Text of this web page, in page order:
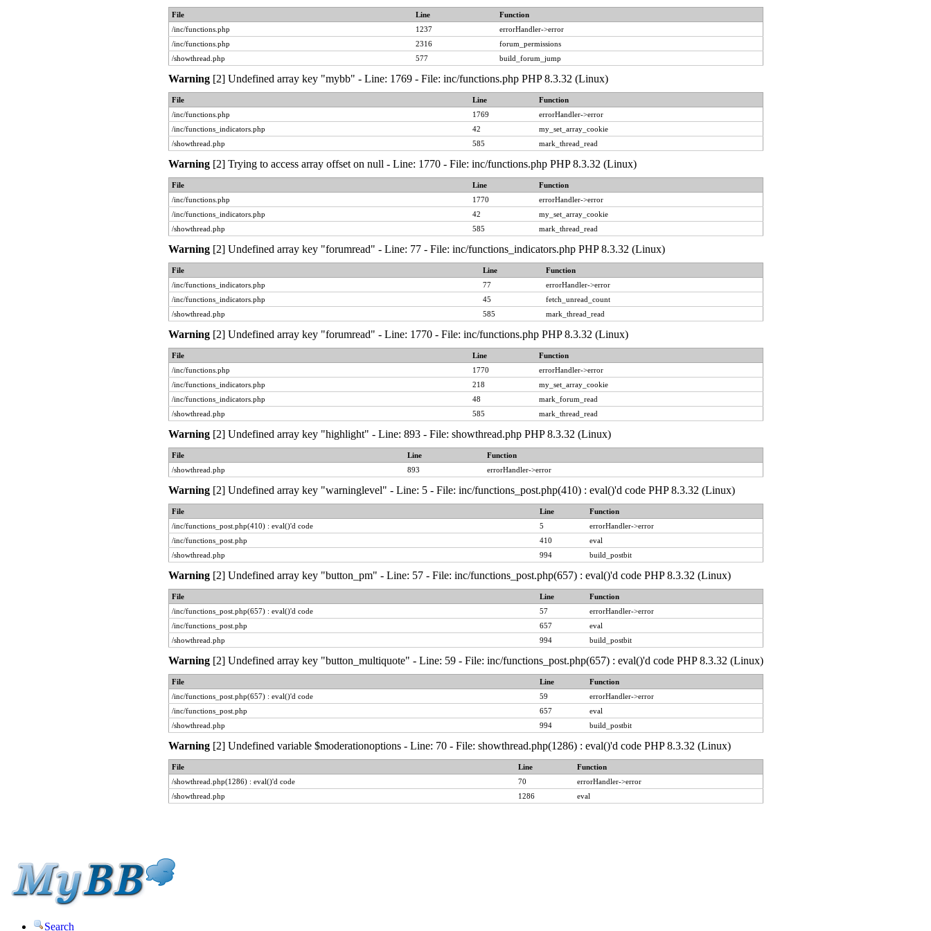
File Line
Function
/inc/functions.php
1237
errorHandler->error
/inc/functions.php
2316
forum_permissions
/showthread.php
577 build_forum_jump
Warning[2] Undefined array key "mybb" - Line: 1769 - File: inc/functions.php PHP 8.3.32 (Linux)
File Line
Function
/inc/functions.php
1769
errorHandler->error
/inc/functions_indicators.php
42
my_set_array_cookie
/showthread.php
585 mark_thread_read
Warning[2] Trying to access array offset on null - Line: 1770 - File: inc/functions.php PHP 8.3.32 (Linux)
File Line
Function
/inc/functions.php
1770
errorHandler->error
/inc/functions_indicators.php
42
my_set_array_cookie
/showthread.php
585 mark_thread_read
Warning[2] Undefined array key "forumread" - Line: 77 - File: inc/functions_indicators.php PHP 8.3.32 (Linux)
File Line
Function
/inc/functions_indicators.php
77
errorHandler->error
/inc/functions_indicators.php
45
fetch_unread_count
/showthread.php
585 mark_thread_read
Warning[2] Undefined array key "forumread" - Line: 1770 - File: inc/functions.php PHP 8.3.32 (Linux)
File Line
Function
/inc/functions.php
1770
errorHandler->error
/inc/functions_indicators.php
218
my_set_array_cookie
/inc/functions_indicators.php
48
mark_forum_read
/showthread.php
585 mark_thread_read
Warning[2] Undefined array key "highlight" - Line: 893 - File: showthread.php PHP 8.3.32 (Linux)
File Line
Function
/showthread.php
893 errorHandler->error
Warning[2] Undefined array key "warninglevel" - Line: 5 - File: inc/functions_post.php(410) : eval()'d code PHP 8.3.32 (Linux)
File Line
Function
/inc/functions_post.php(410) : eval()'d code
5
errorHandler->error
/inc/functions_post.php
410
eval
/showthread.php
994 build_postbit
Warning[2] Undefined array key "button_pm" - Line: 57 - File: inc/functions_post.php(657) : eval()'d code PHP 8.3.32 (Linux)
File Line
Function
/inc/functions_post.php(657) : eval()'d code
57
errorHandler->error
/inc/functions_post.php
657
eval
/showthread.php
994 build_postbit
Warning[2] Undefined array key "button_multiquote" - Line: 59 - File: inc/functions_post.php(657) : eval()'d code PHP 8.3.32 (Linux)
File Line
Function
/inc/functions_post.php(657) : eval()'d code
59
errorHandler->error
/inc/functions_post.php
657
eval
/showthread.php
994 build_postbit
Warning[2] Undefined variable $moderationoptions - Line: 70 - File: showthread.php(1286) : eval()'d code PHP 8.3.32 (Linux)
File Line
Function
/showthread.php(1286) : eval()'d code
70
errorHandler->error
/showthread.php
1286 eval
Search